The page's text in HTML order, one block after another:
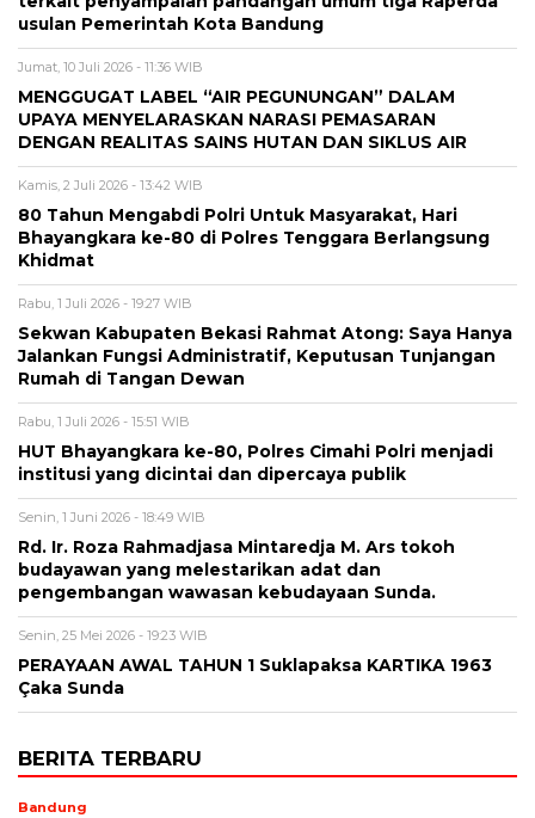
usulan Pemerintah Kota Bandung
Jumat, 10 Juli 2026 - 11:36 WIB
MENGGUGAT LABEL “AIR PEGUNUNGAN” DALAM
UPAYA MENYELARASKAN NARASI PEMASARAN
DENGAN REALITAS SAINS HUTAN DAN SIKLUS AIR
Kamis, 2 Juli 2026 - 13:42 WIB
80 Tahun Mengabdi Polri Untuk Masyarakat, Hari
Bhayangkara ke-80 di Polres Tenggara Berlangsung
Khidmat
Rabu, 1 Juli 2026 - 19:27 WIB
Sekwan Kabupaten Bekasi Rahmat Atong: Saya Hanya
Jalankan Fungsi Administratif, Keputusan Tunjangan
Rumah di Tangan Dewan
Rabu, 1 Juli 2026 - 15:51 WIB
HUT Bhayangkara ke-80, Polres Cimahi Polri menjadi
institusi yang dicintai dan dipercaya publik
Senin, 1 Juni 2026 - 18:49 WIB
Rd. Ir. Roza Rahmadjasa Mintaredja M. Ars tokoh
budayawan yang melestarikan adat dan
pengembangan wawasan kebudayaan Sunda.
Senin, 25 Mei 2026 - 19:23 WIB
PERAYAAN AWAL TAHUN 1 Suklapaksa KARTIKA 1963
Çaka Sunda
BERITA TERBARU
Bandung